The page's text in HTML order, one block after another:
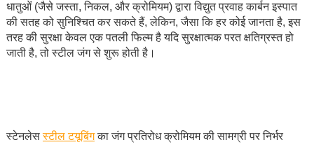
धातुओं (जैसे जस्ता, निकल, और क्रोमियम) द्वारा विद्युत प्रवाह कार्बन इस्पात
की सतह को सुनिश्चित कर सकते हैं, लेकिन, जैसा कि हर कोई जानता है, इस
तरह की सुरक्षा केवल एक पतली फिल्म है यदि सुरक्षात्मक परत क्षतिग्रस्त हो
जाती है, तो स्टील जंग से शुरू होती है।
स्टेनलेसस्टील टयूबिंगका जंग प्रतिरोध क्रोमियम की सामग्री पर निर्भर